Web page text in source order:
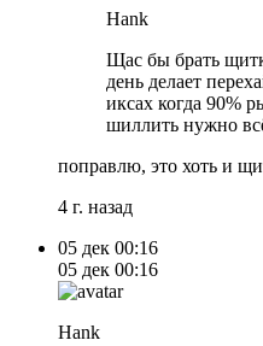
Hank
Щас бы брать
день делает
иксах когда 90%
шиллить нужно
поправлю, это хоть и
4 г. назад
05 дек 00:16
05 дек 00:16
Hank